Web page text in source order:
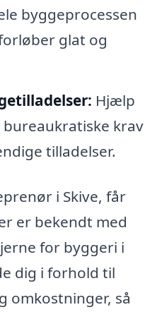
byggeprocessen
glat og
Hjælp
krav
tilladelser.
i Skive, får
er bekendt med
for byggeri i
dig i forhold til
omkostninger, så